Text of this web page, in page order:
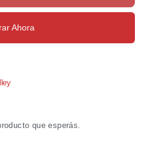
Ahora
que esperás.